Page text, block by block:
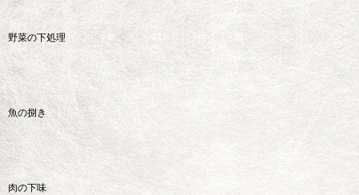
野菜の下処理
魚の捌き
肉の下味